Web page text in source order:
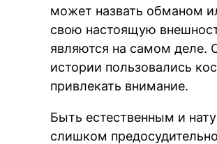
может назвать обманом
свою настоящую
являются на самом деле.
истории пользовались
привлекать внимание.
Быть естественным и
слишком